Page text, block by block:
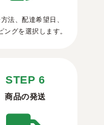
法、配達希望日、
ングを選択します。
STEP 6
商品の発送